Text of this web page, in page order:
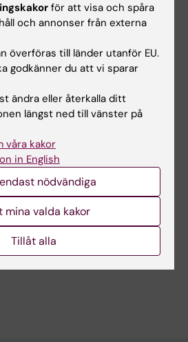
att
StratRegen
seminarieserie med
Hongjun Song
Välkommen till ett nytt
seminarium i StratRegen
lunchseminarieserien,…
för att visa och spåra
och annonser från externa
överföras till länder utanför EU.
godkänner du att vi sparar
ändra eller återkalla ditt
längst ned till vänster på
våra kakor
in English
nödvändiga
mina valda kakor
Tillåt alla